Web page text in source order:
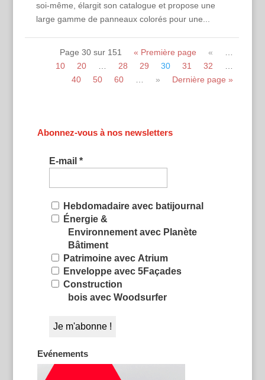
soi-même, élargit son catalogue et propose une
large gamme de panneaux colorés pour une...
Page 30 sur 151 « Première page «
10
20 28 29 30 31 32
40
50 60 » Dernière page »
Abonnez-vous à nos newsletters
E-mail *
Hebdomadaire avec batijournal
Énergie &
Environnement avec Planète
Bâtiment
Patrimoine avec Atrium
Enveloppe avec 5Façades
Construction
bois avec Woodsurfer
Evénements